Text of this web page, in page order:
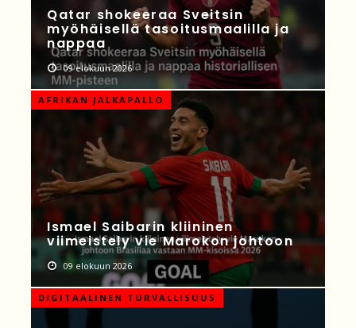
Qatar shokeeraa Sveitsin
myöhäisellä tasoitusmaalilla ja
nappaa
09 elokuun 2026
AFRIKAN JALKAPALLO
Ismael Saibarin kliininen
viimeistely vie Marokon johtoon
09 elokuun 2026
DIGITAALINEN TURVALLISUUS